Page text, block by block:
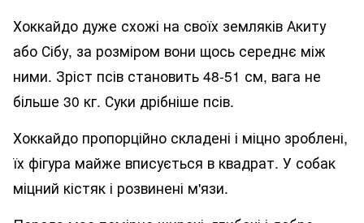
Хоккайдо дуже схожі на своїх земляків Акиту
або Сібу, за розміром вони щось середнє між
ними. Зріст псів становить 48-51 см, вага не
більше 30 кг. Суки дрібніше псів.
Хоккайдо пропорційно складені і міцно зроблені,
їх фігура майже вписується в квадрат. У собак
міцний кістяк і розвинені м'язи.